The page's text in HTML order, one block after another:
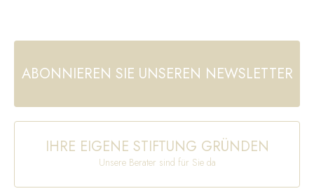
ABONNIEREN SIE UNSEREN NEWSLETTER
IHRE EIGENE STIFTUNG GRÜNDEN
Unsere Berater sind für Sie da